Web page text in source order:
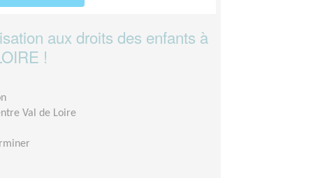
aux droits des enfants à
!
Val de Loire